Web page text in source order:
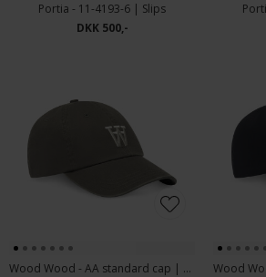
Portia - 11-4193-6 | Slips
DKK 500,-
Wood Wood - AA standard cap | Kasket Grape Leaf